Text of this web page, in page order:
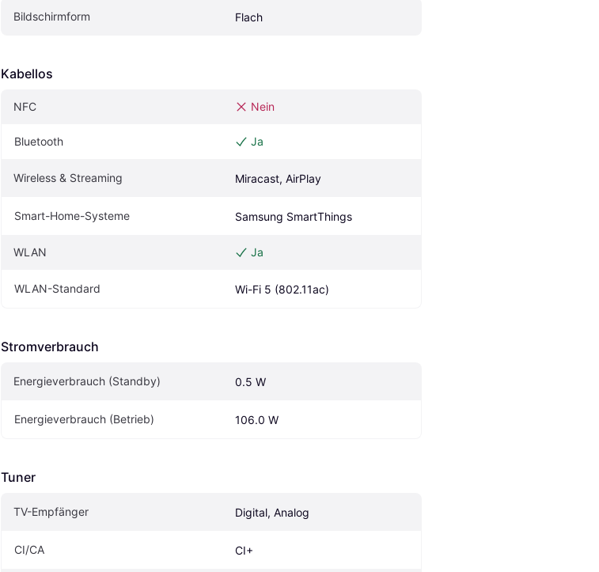
Bildschirmform Flach
Kabellos
NFC Nein
Bluetooth Ja
Wireless & Streaming Miracast, AirPlay
Smart-Home-Systeme Samsung SmartThings
WLAN Ja
WLAN-Standard Wi-Fi 5 (802.11ac)
Stromverbrauch
Energieverbrauch (Standby) 0.5 W
Energieverbrauch (Betrieb) 106.0 W
Tuner
TV-Empfänger Digital, Analog
CI/CA CI+